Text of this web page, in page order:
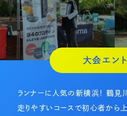
大会エン
ランナーに人気の新横浜！ 鶴見
走りやすいコースで初心者から